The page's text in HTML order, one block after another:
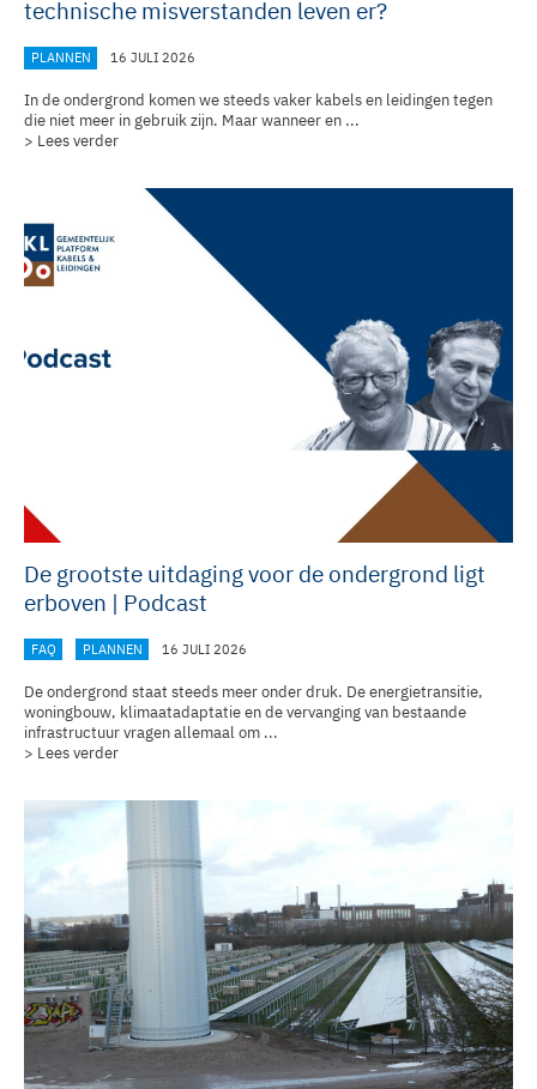
technische misverstanden leven er?
PLANNEN 16 JULI 2026
In de ondergrond komen we steeds vaker kabels en leidingen tegen
die niet meer in gebruik zijn. Maar wanneer en ...
> Lees verder
De grootste uitdaging voor de ondergrond ligt
erboven | Podcast
FAQ PLANNEN 16 JULI 2026
De ondergrond staat steeds meer onder druk. De energietransitie,
woningbouw, klimaatadaptatie en de vervanging van bestaande
infrastructuur vragen allemaal om ...
> Lees verder